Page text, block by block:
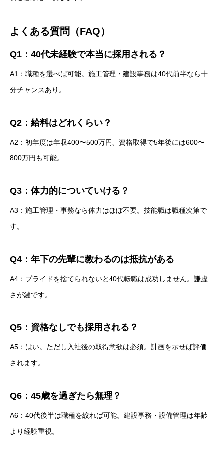
よくある質問（FAQ）
Q1：40代未経験で本当に採用される？
A1：職種を選べば可能。施工管理・建設事務は40代前半なら十
分チャンスあり。
Q2：給料はどれくらい？
A2：初年度は年収400〜500万円、資格取得で5年後には600〜
800万円も可能。
Q3：体力的についていける？
A3：施工管理・事務なら体力はほぼ不要。技能職は職種次第で
す。
Q4：年下の先輩に教わるのは抵抗がある
A4：プライドを捨てられないと40代転職は成功しません。謙虚
さが鍵です。
Q5：資格なしでも採用される？
A5：はい。ただし入社後の取得意欲は必須。計画を示せば評価
されます。
Q6：45歳を過ぎたら無理？
A6：40代後半は職種を絞れば可能。建設事務・設備管理は年齢
より経験重視。